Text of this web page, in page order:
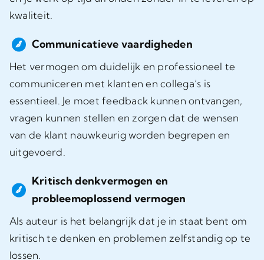
kwaliteit.
Communicatieve vaardigheden
Het vermogen om duidelijk en professioneel te
communiceren met klanten en collega’s is
essentieel. Je moet feedback kunnen ontvangen,
vragen kunnen stellen en zorgen dat de wensen
van de klant nauwkeurig worden begrepen en
uitgevoerd.
Kritisch denkvermogen en
probleemoplossend vermogen
Als auteur is het belangrijk dat je in staat bent om
kritisch te denken en problemen zelfstandig op te
lossen.